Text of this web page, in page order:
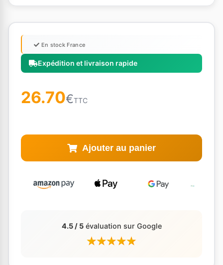
Expédition et livraison rapide
En stock France
26.70€TTC
Ajouter au panier
4.5 / 5évaluation sur Google